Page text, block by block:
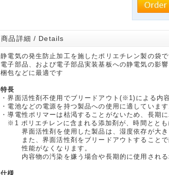
商品詳細 / Details
静電気の発生防止加工を施したポリエチレン製の袋で
電子部品、および電子部品実装基板への静電気の影
梱包などに最適です
特長
・界面活性剤不使用でブリードアウト(※1)による内
・電池などの電源を持つ製品への使用に適しています
・導電性ポリマーは枯渇することがないため、長期
※1 ポリエチレンに含まれる添加剤が、時間ととも
界面活性剤を使用した製品は、湿度依存が大き
また、界面活性剤をブリードアウトすることで
性能がなくなります。
内容物の汚染を嫌う場合や長期的に使用される
仕様